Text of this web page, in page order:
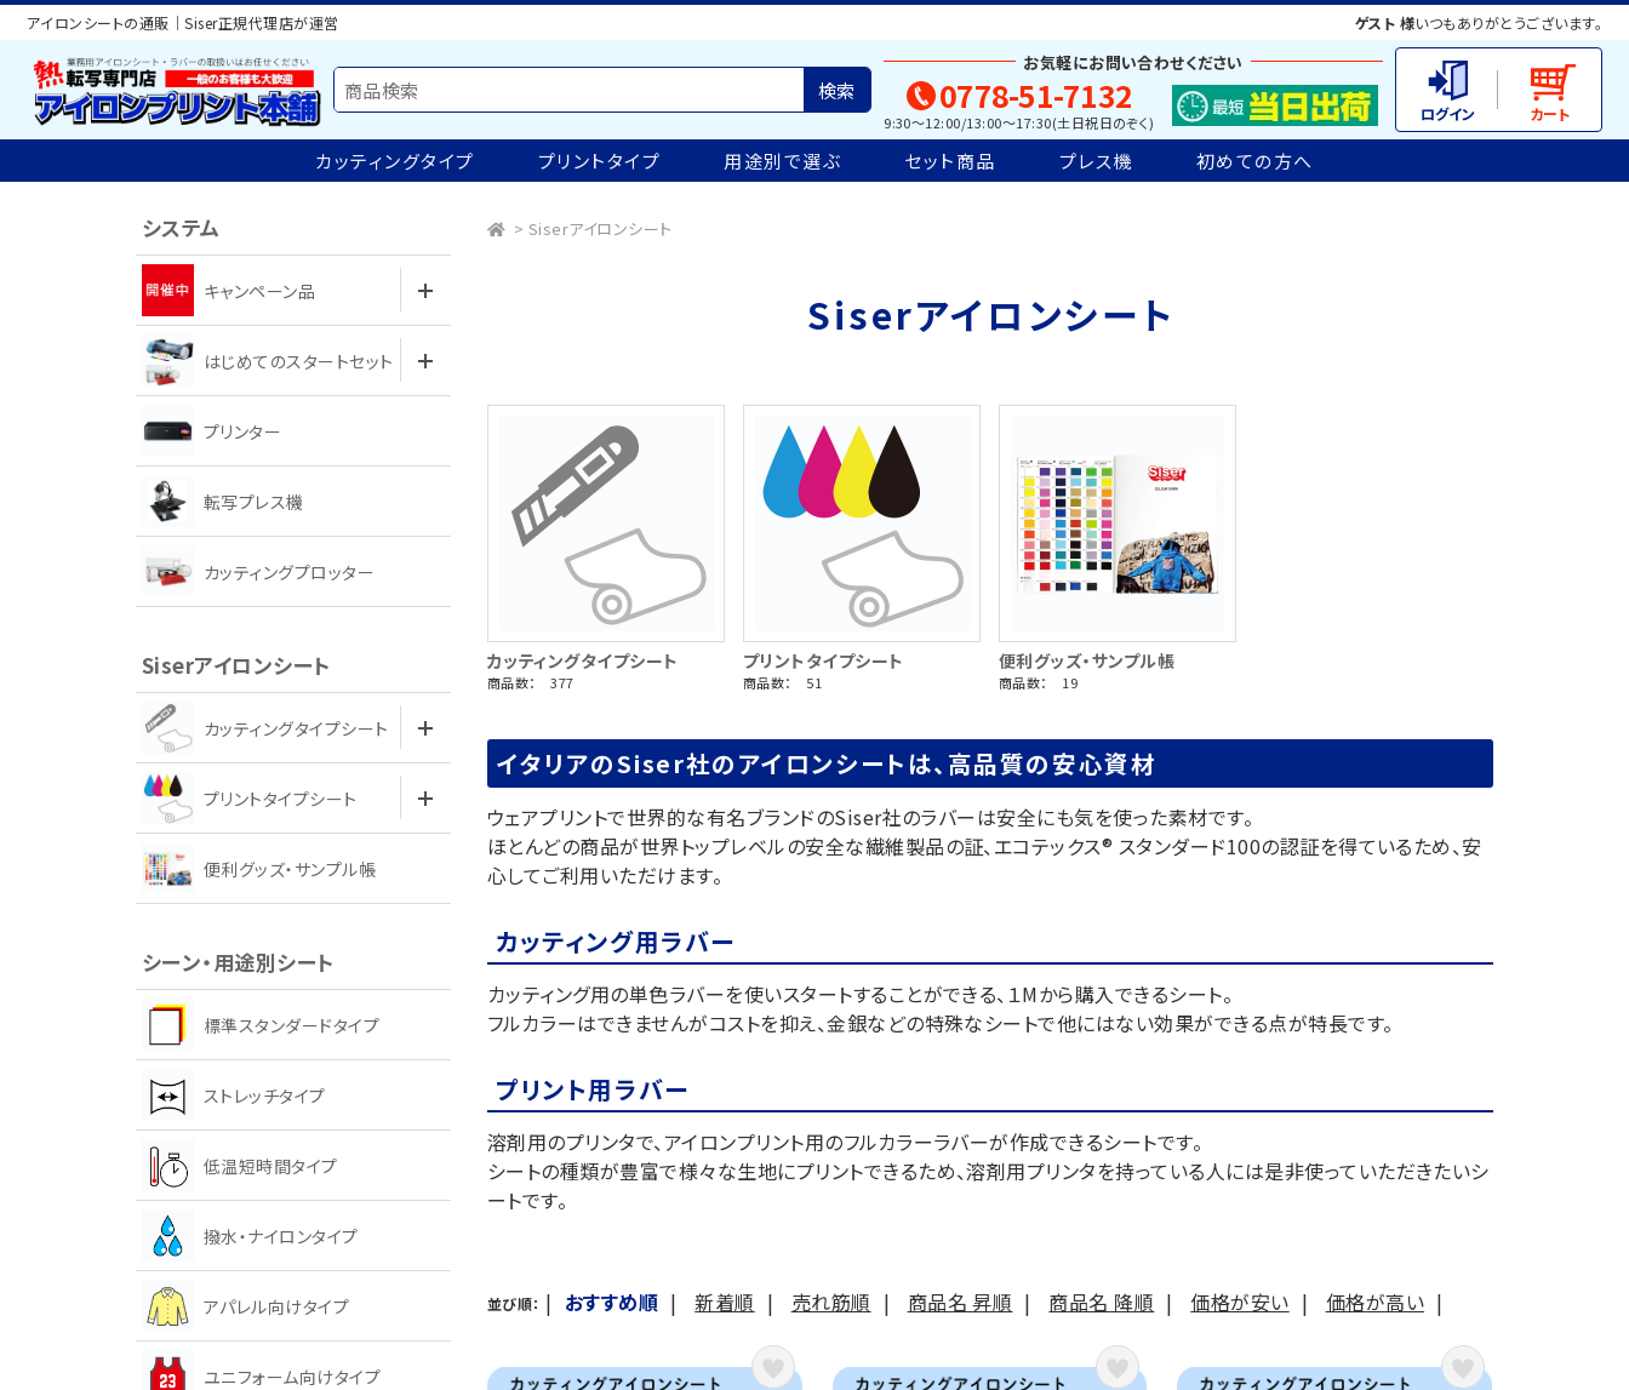
アイロンシートの通販｜Siser正規代理店が運営 ゲスト 様いつもありがとうございます。
お気軽にお問い合わせください
0778-51-7132
9:30～12:00/13:00～17:30(土日祝日のぞく)
カッティングタイプ プリントタイプ 用途別で選ぶ セット商品 プレス機 初めての方へ
> Siserアイロンシート
Siserアイロンシート
カッティングタイプシート
商品数： 377
プリントタイプシート
商品数： 51
便利グッズ・サンプル帳
商品数： 19
イタリアのSiser社のアイロンシートは、高品質の安心資材
ウェアプリントで世界的な有名ブランドのSiser社のラバーは安全にも気を使った素材です。
ほとんどの商品が世界トップレベルの安全な繊維製品の証、エコテックス® スタンダード100の認証を得ているため、安
心してご利用いただけます。
カッティング用ラバー
カッティング用の単色ラバーを使いスタートすることができる、１Mから購入できるシート。
フルカラーはできませんがコストを抑え、金銀などの特殊なシートで他にはない効果ができる点が特長です。
プリント用ラバー
溶剤用のプリンタで、アイロンプリント用のフルカラーラバーが作成できるシートです。
シートの種類が豊富で様々な生地にプリントできるため、溶剤用プリンタを持っている人には是非使っていただきたいシ
ートです。
並び順： | おすすめ順 | 新着順 | 売れ筋順 | 商品名 昇順 | 商品名 降順 | 価格が安い | 価格が高い |
システム
キャンペーン品
はじめてのスタートセット
プリンター
転写プレス機
カッティングプロッター
Siserアイロンシート
カッティングタイプシート
プリントタイプシート
便利グッズ・サンプル帳
シーン・用途別シート
標準スタンダードタイプ
ストレッチタイプ
低温短時間タイプ
撥水・ナイロンタイプ
アパレル向けタイプ
ユニフォーム向けタイプ